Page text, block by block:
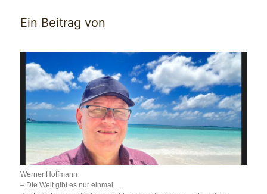
Ein Beitrag von
Werner Hoffmann
– Die Welt gibt es nur einmal…..